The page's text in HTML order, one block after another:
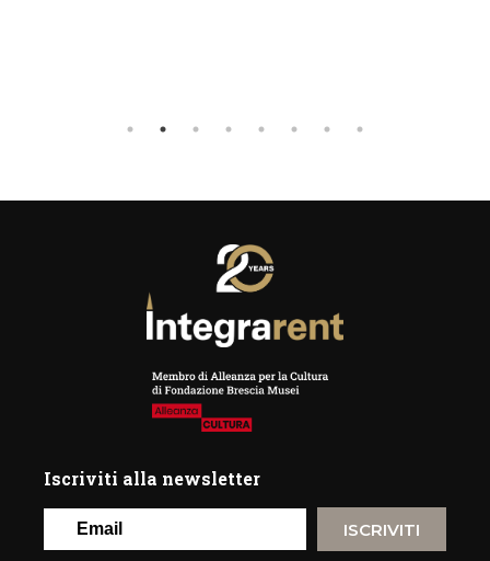
Iscriviti alla newsletter
ISCRIVITI